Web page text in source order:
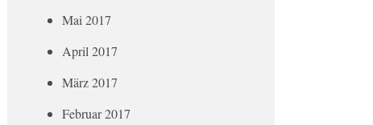
Mai 2017
April 2017
März 2017
Februar 2017